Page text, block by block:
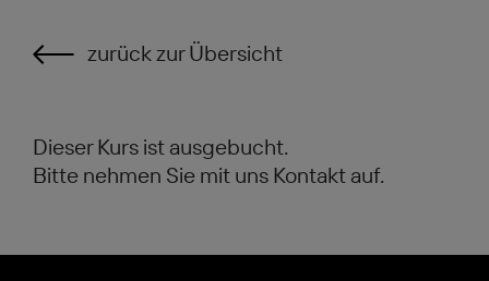
zurück zur Übersicht
Dieser Kurs ist ausgebucht.
Bitte nehmen Sie mit uns Kontakt auf.